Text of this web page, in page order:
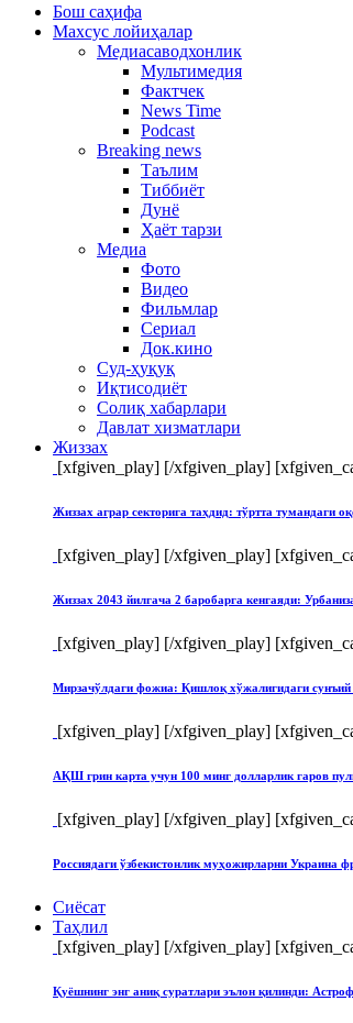
Бош саҳифа
Махсус лойиҳалар
Медиасаводхонлик
Мультимедия
Фактчек
News Time
Podcast
Breaking news
Таълим
Тиббиёт
Дунё
Ҳаёт тарзи
Медиа
Фото
Видео
Фильмлар
Сериал
Док.кино
Суд-ҳуқуқ
Иқтисодиёт
Солиқ хабарлари
Давлат хизматлари
Жиззах
[xfgiven_play] [/xfgiven_play]
Жиззах аграр секторига таҳдид: тўртта тумандаги
[xfgiven_play] [/xfgiven_play]
Жиззах 2043 йилгача 2 баробарга кенгаяди:
[xfgiven_play] [/xfgiven_play]
Мирзачўлдаги фожиа: Қишлоқ хўжалигидаги сунъий
[xfgiven_play] [/xfgiven_play]
АҚШ грин карта учун 100 минг долларлик гаров
[xfgiven_play] [/xfgiven_play]
Россиядаги ўзбекистонлик муҳожирларни Украина
Сиёсат
Таҳлил
[xfgiven_play] [/xfgiven_play]
Қуёшнинг энг аниқ суратлари эълон қилинди: